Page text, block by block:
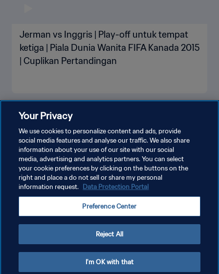
Jerman vs Inggris | Play-off untuk tempat
ketiga | Piala Dunia Wanita FIFA Kanada 2015
| Cuplikan Pertandingan
KEBIJAKAN PRIVASI
ATUR PREFERENSI KUKI
Copyright © 1994 - 2026 FIFA. All rights reserved.
Your Privacy
We use cookies to personalize content and ads, provide
social media features and analyse our traffic. We also share
information about your use of our site with our social
media, advertising and analytics partners. You can select
your cookie preferences by clicking on the buttons on the
right and place a do not sell or share my personal
information request. Data Protection Portal
Preference Center
Reject All
I'm OK with that